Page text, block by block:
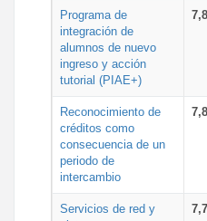
Programa de
integración de
alumnos de nuevo
ingreso y acción
tutorial (PIAE+)
Reconocimiento de
créditos como
consecuencia de un
periodo de
intercambio
Servicios de red y